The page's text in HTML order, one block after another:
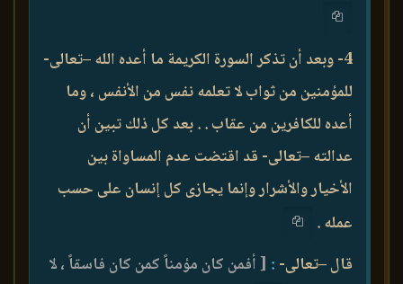
4- وبعد أن تذكر السورة الكريمة ما أعده الله –تعالى-
للمؤمنين من ثواب لا تعلمه نفس من الأنفس ، وما
أعده للكافرين من عقاب . . بعد كل ذلك تبين أن
عدالته –تعالى- قد اقتضت عدم المساواة بين
الأخيار والأشرار وإنما يجازى كل إنسان على حسب
عمله .
قال –تعالى- : [ أفمن كان مؤمناً كمن كان فاسقاً ، لا